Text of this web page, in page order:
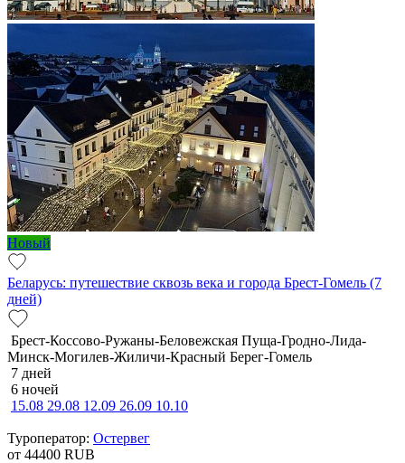
Новый
Беларусь: путешествие сквозь века и города Брест-Гомель (7
дней)
Брест-Коссово-Ружаны-Беловежская Пуща-Гродно-Лида-
Минск-Могилев-Жиличи-Красный Берег-Гомель
7 дней
6 ночей
15.08 29.08 12.09 26.09 10.10
Туроператор: Остервег
от 44400 RUB